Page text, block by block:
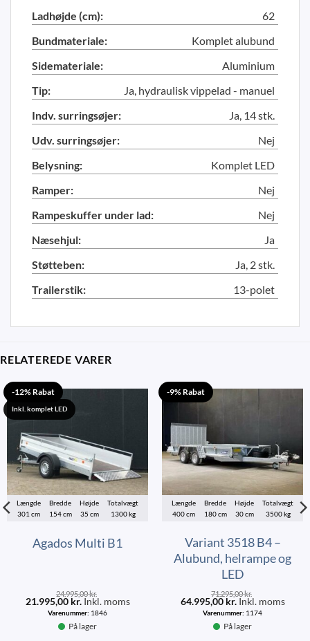
Ladhøjde (cm):
62
Bundmateriale:
Komplet alubund
Sidemateriale:
Aluminium
Tip:
Ja, hydraulisk vippelad - manuel
Indv. surringsøjer:
Ja, 14 stk.
Udv. surringsøjer:
Nej
Belysning:
Komplet LED
Ramper:
Nej
Rampeskuffer under lad:
Nej
Næsehjul:
Ja
Støtteben:
Ja, 2 stk.
Trailerstik:
13-polet
RELATEREDE VARER
-12% Rabat
Inkl. komplet LED
Længde
301 cm
Bredde
154 cm
Højde
35 cm
Totalvægt
1300 kg
Agados Multi B1
24.995,00kr.
21.995,00 kr.Inkl. moms
Varenummer: 1846
På lager
-9% Rabat
Længde
400 cm
Bredde
180 cm
Højde
30 cm
Totalvægt
3500 kg
Variant 3518 B4 –
Alubund, helrampe og
LED
71.295,00kr.
64.995,00 kr.Inkl. moms
Varenummer: 1174
På lager